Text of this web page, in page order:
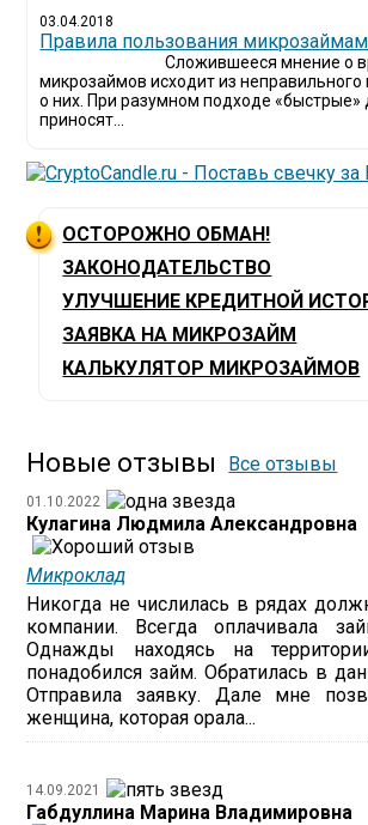
03.04.2018
​Правила пользования
Сложившееся мнение о
микрозаймов исходит из неправильного
о них. При разумном подходе «быстрые»
приносят...
ОСТОРОЖНО ОБМАН!
ЗАКОНОДАТЕЛЬСТВО
УЛУЧШЕНИЕ КРЕДИТНОЙ
ЗАЯВКА НА МИКРОЗАЙМ
КАЛЬКУЛЯТОР МИКРОЗАЙМОВ
Новые отзывы Все отзывы
01.10.2022
Кулагина Людмила Александровна
Микроклад
Никогда не числилась в рядах
компании. Всегда оплачивала
Однажды находясь на
понадобился займ. Обратилась в
Отправила заявку. Дале мне
женщина, которая орала...
14.09.2021
Габдуллина Марина Владимировна